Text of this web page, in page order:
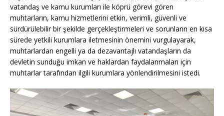
vatandaş ve kamu kurumları ile köprü görevi gören
muhtarların, kamu hizmetlerini etkin, verimli, güvenli ve
sürdürülebilir bir şekilde gerçekleştirmeleri ve sorunların en kısa
sürede yetkili kurumlara iletmesinin önemini vurgulayarak,
muhtarlardan engelli ya da dezavantajlı vatandaşların da
devletin sunduğu imkan ve haklardan faydalanmaları için
muhtarlar tarafından ilgili kurumlara yönlendirilmesini istedi.